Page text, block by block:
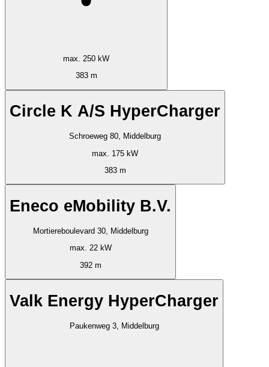
max. 250 kW
383 m
Circle K A/S HyperCharger
Schroeweg 80, Middelburg
max. 175 kW
383 m
Eneco eMobility B.V.
Mortiereboulevard 30, Middelburg
max. 22 kW
392 m
Valk Energy HyperCharger
Paukenweg 3, Middelburg